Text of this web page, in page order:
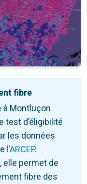
fibre
à Montluçon
test d’éligibilité
les données
l’ARCEP.
elle permet de
fibre des